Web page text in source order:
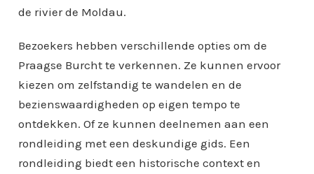
de rivier de Moldau.
Bezoekers hebben verschillende opties om de
Praagse Burcht te verkennen. Ze kunnen ervoor
kiezen om zelfstandig te wandelen en de
bezienswaardigheden op eigen tempo te
ontdekken. Of ze kunnen deelnemen aan een
rondleiding met een deskundige gids. Een
rondleiding biedt een historische context en